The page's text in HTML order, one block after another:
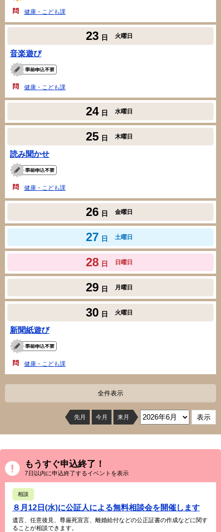
健康・こども課
23 日 火曜日
音楽遊び
健康・こども課
24 日 水曜日
25 日 木曜日
読み聞かせ
健康・こども課
26 日 金曜日
27 日 土曜日
28 日 日曜日
29 日 月曜日
30 日 火曜日
新聞紙遊び
健康・こども課
全件表示
先月 今月 来月
もうすぐ申込終了！
7日以内に申込終了するイベントを表示
相談
８月12日(水)に公証人による無料相談会を開催します
遺言、任意後見、尊厳死宣言、離婚給付などの公正証書の作成などに関す
ることが相談できます。